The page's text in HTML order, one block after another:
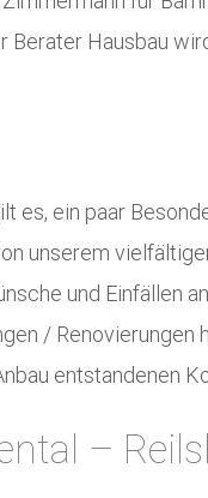
Berater Hausbau
es, ein paar
unserem
und Einfällen
/ Renovierungen
entstandenen
–